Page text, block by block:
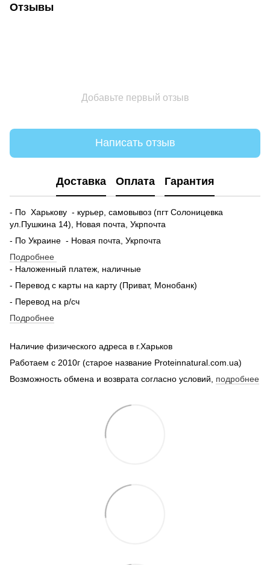
Отзывы
Добавьте первый отзыв
Написать отзыв
Доставка Оплата Гарантия
- По Харькову - курьер, самовывоз (пгт Солоницевка
ул.Пушкина 14), Новая почта, Укрпочта
- По Украине - Новая почта, Укрпочта
Подробнее
- Наложенный платеж, наличные
- Перевод с карты на карту (Приват, Монобанк)
- Перевод на р/сч
Подробнее
Наличие физического адреса в г.Харьков
Работаем с 2010г (старое название Proteinnatural.com.ua)
Возможность обмена и возврата согласно условий, подробнее